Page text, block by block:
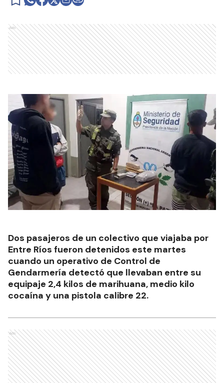
Ads
Dos pasajeros de un colectivo que viajaba por
Entre Ríos fueron detenidos este martes
cuando un operativo de Control de
Gendarmería detectó que llevaban entre su
equipaje 2,4 kilos de marihuana, medio kilo
cocaína y una pistola calibre 22.
Ads